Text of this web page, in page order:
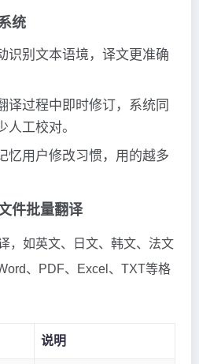
统
识别文本语境，译文更准确
译过程中即时修订，系统同
人工校对。
忆用户修改习惯，用的越多
件批量翻译
，如英文、日文、韩文、法文
、PDF、Excel、TXT等格
说明